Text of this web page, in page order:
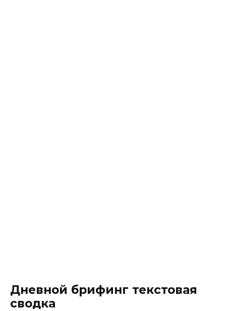
Дневной брифинг текстовая
сводка